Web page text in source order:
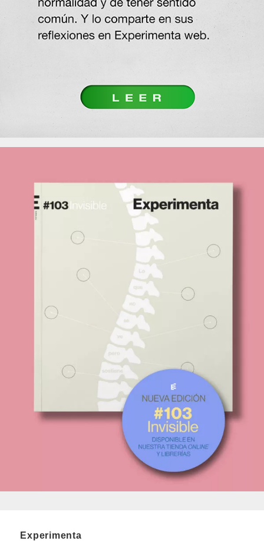
Experimenta